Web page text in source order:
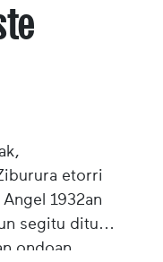
etorri
1932an
segitu ditu
ondoan,